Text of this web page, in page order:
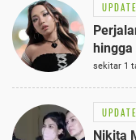
UPDATE
sekitar 1
UPDATE
Nikita